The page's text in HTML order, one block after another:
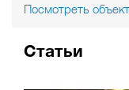
Посмотреть
Статьи